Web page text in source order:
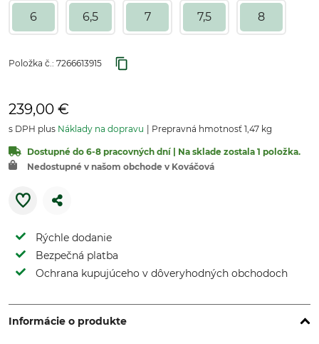
6 6,5 7 7,5 8
Položka č.: 7266613915
239,00 €
s DPH plus Náklady na dopravu Prepravná hmotnosť 1,47 kg
Dostupné do 6-8 pracovných dní | Na sklade zostala 1 položka.
Nedostupné v našom obchode v Kováčová
Rýchle dodanie
Bezpečná platba
Ochrana kupujúceho v dôveryhodných obchodoch
Informácie o produkte